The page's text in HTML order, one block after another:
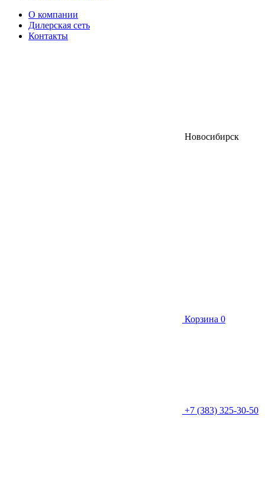
О компании
Дилерская сеть
Контакты
Новосибирск
Корзина 0
+7 (383) 325-30-50